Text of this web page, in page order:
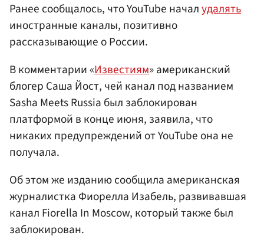
Ранее сообщалось, что YouTube началудалять
иностранные каналы, позитивно
рассказывающие о России.
В комментарии «Известиям» американский
блогер Саша Йост, чей канал под названием
Sasha Meets Russia был заблокирован
платформой в конце июня, заявила, что
никаких предупреждений от YouTube она не
получала.
Об этом же изданию сообщила американская
журналистка Фиорелла Изабель, развивавшая
канал Fiorella In Moscow, который также был
заблокирован.